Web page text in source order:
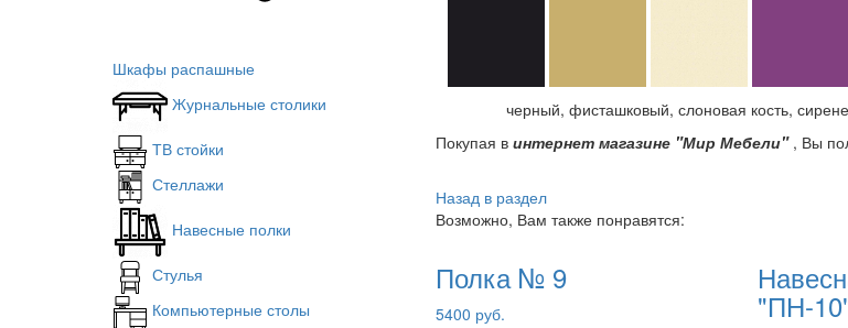
Шкафы распашные
Журнальные столики
ТВ стойки
Стеллажи
Навесные полки
Стулья
Компьютерные столы
черный, фисташковый, слоновая кость,
Покупая в интернет магазине "Мир Мебели", Вы
Назад в раздел
Возможно, Вам также понравятся:
Полка № 9
5400 руб. "ПН-